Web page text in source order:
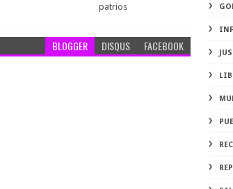
patrios
BLOGGER DISQUS FACEBOOK